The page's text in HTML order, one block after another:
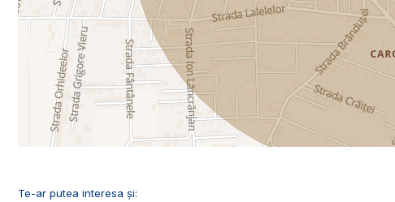
Te-ar putea interesa și: